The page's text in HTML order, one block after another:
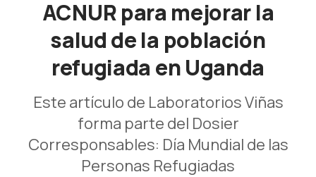
ACNUR para mejorar la
salud de la población
refugiada en Uganda
Este artículo de Laboratorios Viñas
forma parte del Dosier
Corresponsables: Día Mundial de las
Personas Refugiadas